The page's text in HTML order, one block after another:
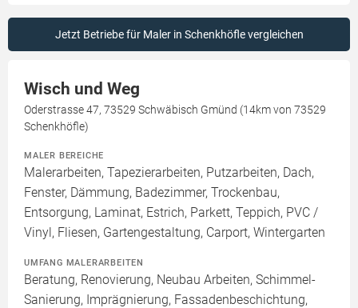
Jetzt Betriebe für Maler in Schenkhöfle vergleichen
Wisch und Weg
Oderstrasse 47, 73529 Schwäbisch Gmünd (14km von 73529
Schenkhöfle)
MALER BEREICHE
Malerarbeiten, Tapezierarbeiten, Putzarbeiten, Dach,
Fenster, Dämmung, Badezimmer, Trockenbau,
Entsorgung, Laminat, Estrich, Parkett, Teppich, PVC /
Vinyl, Fliesen, Gartengestaltung, Carport, Wintergarten
UMFANG MALERARBEITEN
Beratung, Renovierung, Neubau Arbeiten, Schimmel-
Sanierung, Imprägnierung, Fassadenbeschichtung,